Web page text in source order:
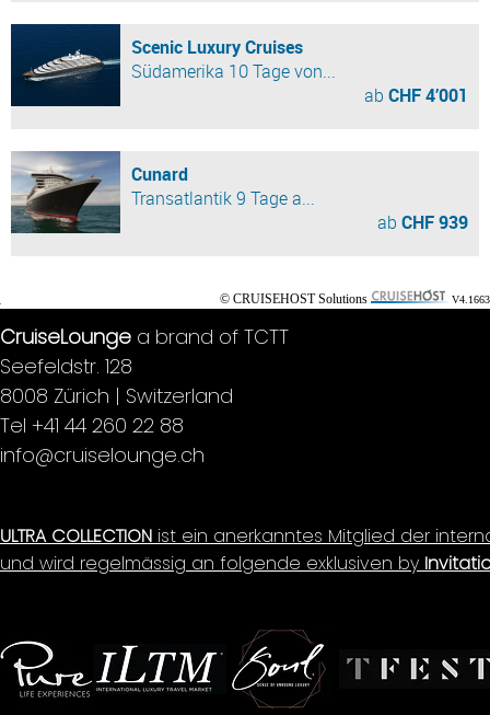
Scenic Luxury Cruises
Südamerika 10 Tage von...
ab CHF 4’001
Cunard
Transatlantik 9 Tage a...
ab CHF 939
© CRUISEHOST Solutions V4.1663
CruiseLounge a brand of TCTT
Seefeldstr. 128
8008 Zürich | Switzerland
Tel +41 44 260 22 88
info@cruiselounge.ch
ULTRA COLLECTION ist ein anerkanntes Mitglied der
und wird regelmässig an folgende exklusiven by